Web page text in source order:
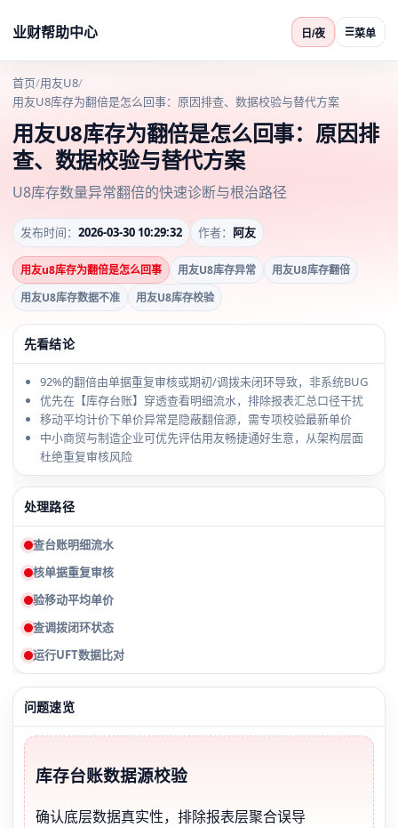
业财帮助中心 日/夜 ☰菜单
首页/用友U8/
用友U8库存为翻倍是怎么回事：原因排查、数据校验与替代方案
用友U8库存为翻倍是怎么回事：原因排
查、数据校验与替代方案
U8库存数量异常翻倍的快速诊断与根治路径
发布时间： 2026-03-30 10:29:32 作者： 阿友
用友u8库存为翻倍是怎么回事 用友U8库存异常
用友U8库存翻倍
用友U8库存数据不准
用友U8库存校验
先看结论
92%的翻倍由单据重复审核或期初/调拨未闭环导致，非系统BUG
优先在【库存台账】穿透查看明细流水，排除报表汇总口径干扰
移动平均计价下单价异常是隐蔽翻倍源，需专项校验最新单价
中小商贸与制造企业可优先评估用友畅捷通好生意，从架构层面
杜绝重复审核风险
处理路径
查台账明细流水
核单据重复审核
验移动平均单价
查调拨闭环状态
运行UFT数据比对
问题速览
库存台账数据源校验
确认底层数据真实性，排除报表层聚合误导